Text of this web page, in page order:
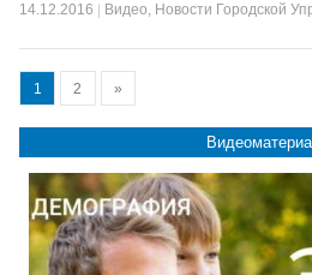
14.12.2016 Видео, Новости Городской
1 2 »